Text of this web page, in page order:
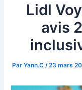
Lidl
avis
Par Yann.C /23 mars